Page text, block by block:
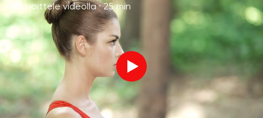
Harjoittele videolla ·25 min